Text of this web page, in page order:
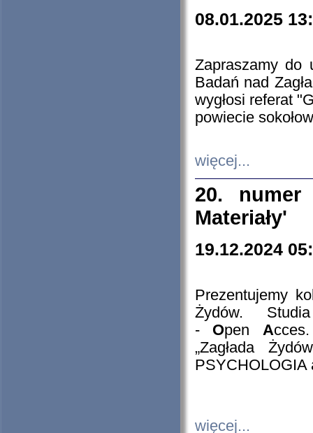
08.01.2025
Zapraszamy do
Badań nad
wygłosi referat
powiecie
więcej...
20. numer
Materiały'
19.12.2024
Prezentujemy
Żydów.
- Open A
„Zagłada
PSYCHOLOGIA
więcej...